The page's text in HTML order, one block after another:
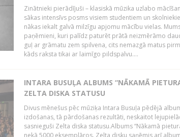
Zinātnieki pierādījuši – klasiskā mūzika uzlabo
sākas intensīvs posms visiem studentiem un
nākas iekalt galvā milzīgu apjomu mācību vielas.
paņēmieni, kuri palīdz paturēt prātā neizmērāmo
guļ ar grāmatu zem spilvena, cits nemazgā matus
kāds raksta tikai ar laimīgo pildspalvu....
INTARA BUSUĻA ALBUMS “NĀKAMĀ
ZELTA DISKA STATUSU
Divus mēnešus pēc mūziķa Intara Busuļa pēdējā
izdošanas, tā pārdošanas rezultāti, neskaitot
sasnieguši Zelta diska statusu.Albums “Nākamā